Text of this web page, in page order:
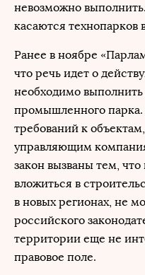
невозможно
касаются технопарков
Ранее в ноябре
что речь идет о
необходимо выполнить
промышленного парка.
требований к
управляющим
закон вызваны тем,
вложиться в
в новых регионах, не
российского
территории еще не
правовое поле.